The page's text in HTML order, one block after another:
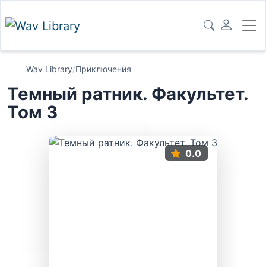
Wav Library/Приключения
Темный ратник. Факультет.
Том 3
0.0